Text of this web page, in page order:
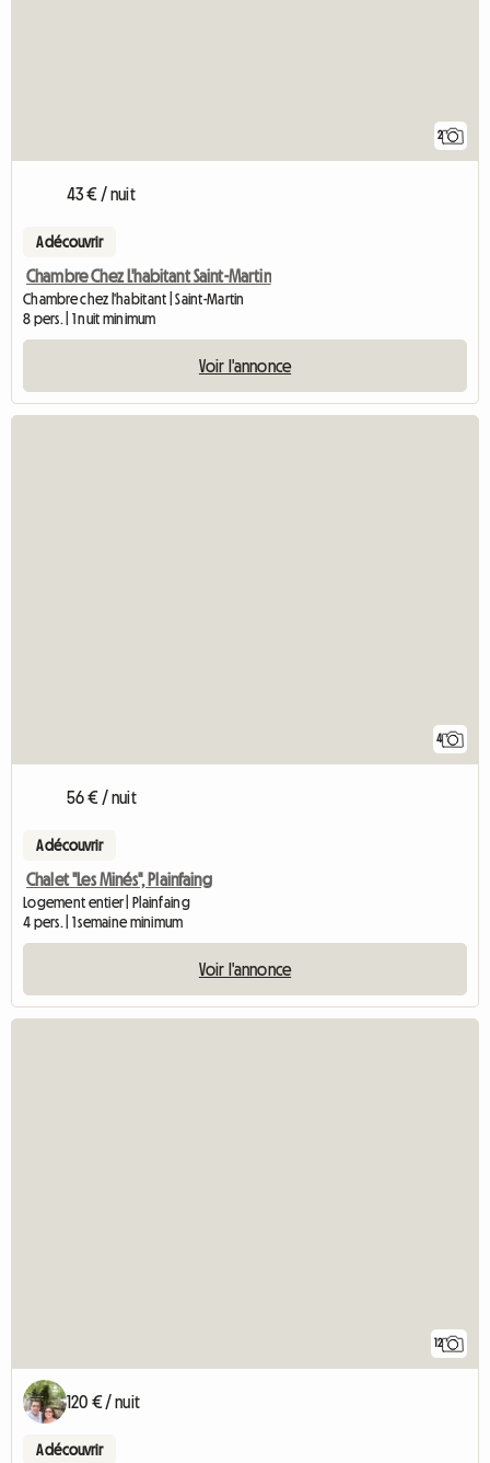
2
43 € / nuit
A découvrir
Chambre Chez L'habitant Saint-Martin
Chambre chez l'habitant | Saint-Martin
8 pers. | 1 nuit minimum
Voir l'annonce
4
56 € / nuit
A découvrir
Chalet "Les Minés", Plainfaing
Logement entier | Plainfaing
4 pers. | 1 semaine minimum
Voir l'annonce
12
120 € / nuit
A découvrir